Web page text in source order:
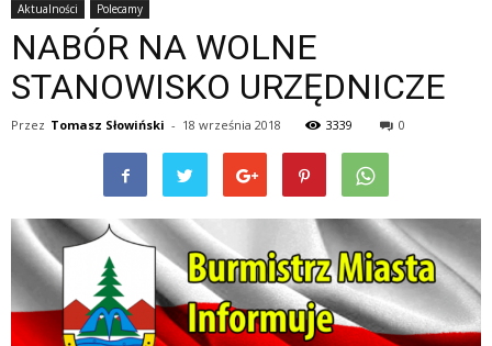
Aktualności Polecamy
NABÓR NA WOLNE
STANOWISKO URZĘDNICZE
Przez Tomasz Słowiński - 18 września 2018 3339 0